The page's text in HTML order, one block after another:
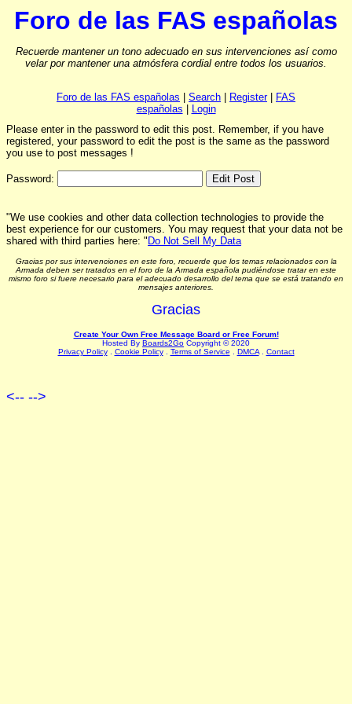
Foro de las FAS españolas
Recuerde mantener un tono adecuado en sus intervenciones así como
velar por mantener una atmósfera cordial entre todos los usuarios.
Foro de las FAS españolas Search Register|
FAS
españolas
Login
Please enter in the password to edit this post. Remember, if you have
registered, your password to edit the post is the same as the password
you use to post messages !
Password:
"We use cookies and other data collection technologies to provide the
best experience for our customers. You may request that your data not be
shared with third parties here: " Do Not Sell My Data
Gracias por sus intervenciones en este foro, recuerde que los temas relacionados con la
Armada deben ser tratados en el foro de la Armada española pudiéndose tratar en este
mismo foro si fuere necesario para el adecuado desarrollo del tema que se está tratando en
mensajes anteriores.
Gracias
Create Your Own Free Message Board or Free Forum!
Hosted By Boards2Go Copyright © 2020
Privacy Policy. Cookie Policy. Terms of Service DMCA. Contact
<-- -->